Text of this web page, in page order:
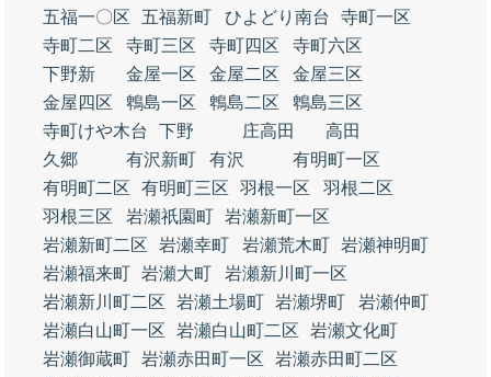
五福一〇区
五福新町 ひよどり南台
寺町一区
寺町二区
寺町三区 寺町四区
寺町六区
下野新
金屋一区 金屋二区
金屋三区
金屋四区
鵯島一区 鵯島二区
鵯島三区
寺町けや木台
下野 庄高田
高田
久郷
有沢新町 有沢
有明町一区
有明町二区
有明町三区 羽根一区
羽根二区
羽根三区
岩瀬祇園町 岩瀬新町一区
岩瀬新町二区
岩瀬幸町 岩瀬荒木町 岩瀬神明町
岩瀬福来町 岩瀬大町
岩瀬新川町一区
岩瀬新川町二区
岩瀬土場町 岩瀬堺町
岩瀬仲町
岩瀬白山町一区
岩瀬白山町二区
岩瀬文化町
岩瀬御蔵町 岩瀬赤田町一区
岩瀬赤田町二区